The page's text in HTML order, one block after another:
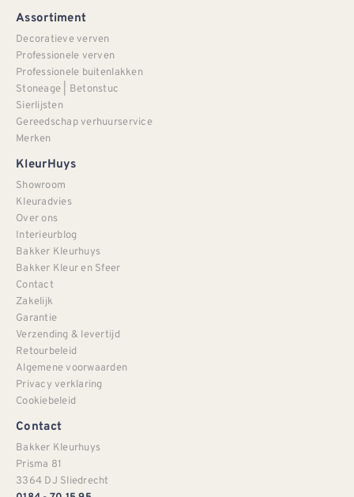
Assortiment
Decoratieve verven
Professionele verven
Professionele buitenlakken
Stoneage | Betonstuc
Sierlijsten
Gereedschap verhuurservice
Merken
KleurHuys
Showroom
Kleuradvies
Over ons
Interieurblog
Bakker Kleurhuys
Bakker Kleur en Sfeer
Contact
Zakelijk
Garantie
Verzending & levertijd
Retourbeleid
Algemene voorwaarden
Privacy verklaring
Cookiebeleid
Contact
Bakker Kleurhuys
Prisma 81
3364 DJ Sliedrecht